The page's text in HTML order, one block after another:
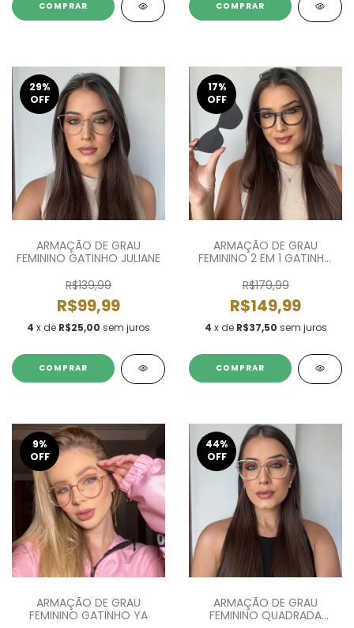
COMPRAR
29%
OFF
ARMAÇÃO DE GRAU
FEMININO GATINHO JULIANE
R$139,99
R$99,99
4 x de R$25,00 sem juros
COMPRAR
17%
OFF
ARMAÇÃO DE GRAU
FEMININO 2 EM 1 GATINHO
R$179,99
R$149,99
4 x de R$37,50 sem juros
COMPRAR
9%
OFF
ARMAÇÃO DE GRAU
FEMININO GATINHO YA
44%
OFF
ARMAÇÃO DE GRAU
FEMININO QUADRADA